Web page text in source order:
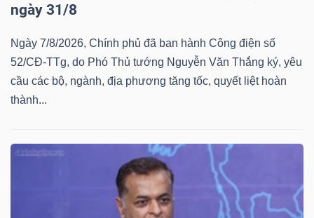
ngày 31/8
Ngày 7/8/2026, Chính phủ đã ban hành Công điện số
52/CĐ-TTg, do Phó Thủ tướng Nguyễn Văn Thắng ký, yêu
cầu các bộ, ngành, địa phương tăng tốc, quyết liệt hoàn
thành...